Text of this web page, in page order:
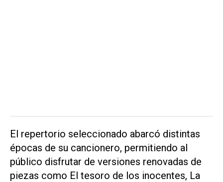
El repertorio seleccionado abarcó distintas
épocas de su cancionero, permitiendo al
público disfrutar de versiones renovadas de
piezas como El tesoro de los inocentes, La